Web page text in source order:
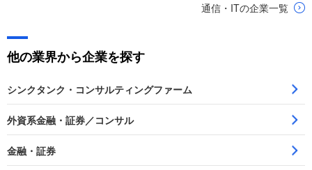
通信・ITの企業一覧
他の業界から企業を探す
シンクタンク・コンサルティングファーム
外資系金融・証券／コンサル
金融・証券